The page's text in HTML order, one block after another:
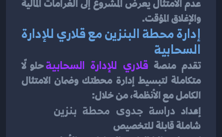
والإغلاق المؤقت.
السحابية
تقدم منصة قلاري للإدارة السحابية حلولًا
الكامل مع الأنظمة، من خلال:
إعداد دراسة جدوى محطة بنزين
شاملة قابلة للتخصيص